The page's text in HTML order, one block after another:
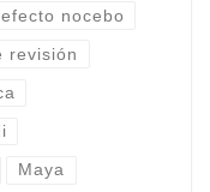
efecto nocebo
revisión
Maya